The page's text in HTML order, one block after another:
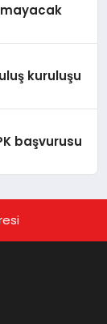
kuruluşu
başvurusu